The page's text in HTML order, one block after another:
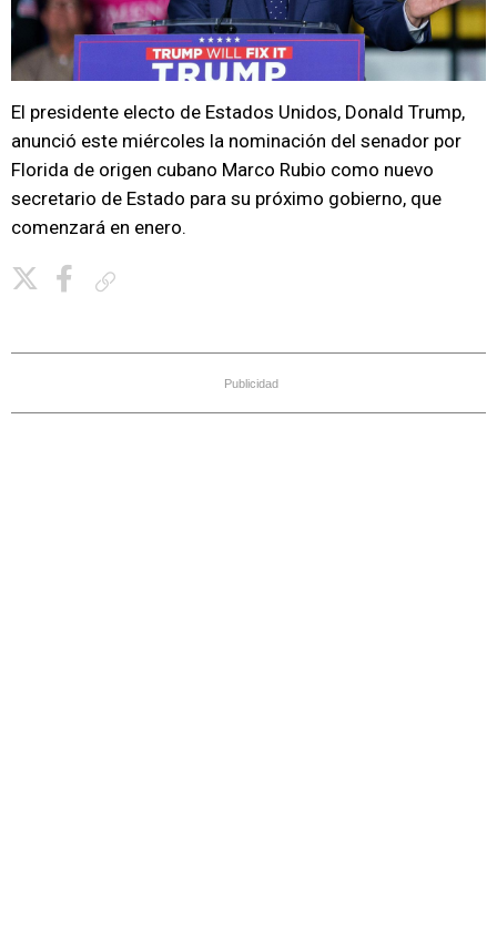
El presidente electo de Estados Unidos, Donald Trump,
anunció este miércoles la nominación del senador por
Florida de origen cubano Marco Rubio como nuevo
secretario de Estado para su próximo gobierno, que
comenzará en enero.
Publicidad